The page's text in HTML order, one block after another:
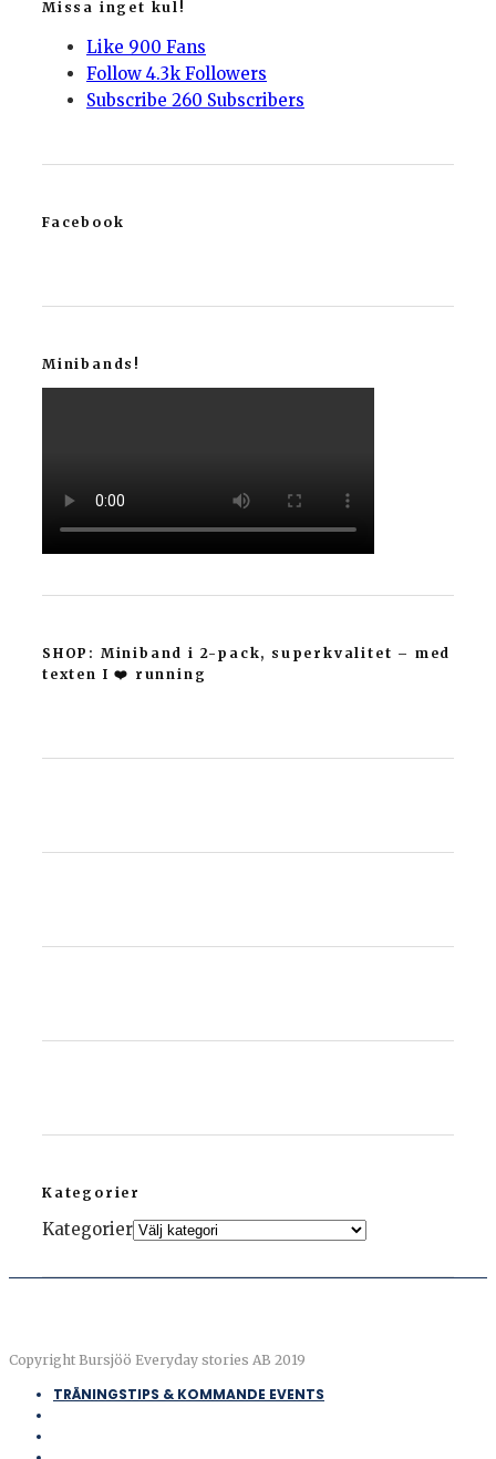
Missa inget kul!
Like 900 Fans
Follow 4.3k Followers
Subscribe 260 Subscribers
Facebook
Minibands!
SHOP: Miniband i 2-pack, superkvalitet – med
texten I ❤️ running
Kategorier
Kategorier
Copyright Bursjöö Everyday stories AB 2019
TRÄNINGSTIPS & KOMMANDE EVENTS